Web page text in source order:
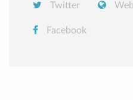
Twitter
Facebook